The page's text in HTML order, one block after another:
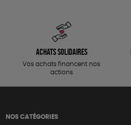
Achats solidaires
Vos achats financent nos
actions
NOS CATÉGORIES